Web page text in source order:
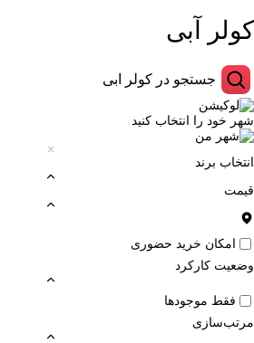
کولر آبی
شهر خود را انتخاب کنید
انتخاب برند
قیمت
امکان خرید حضوری
وضعیت کارکرد
فقط موجودها
مرتب‌سازی